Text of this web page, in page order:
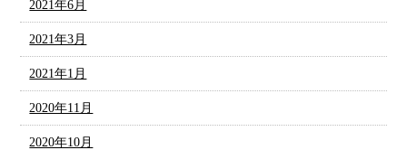
2021年6月
2021年3月
2021年1月
2020年11月
2020年10月